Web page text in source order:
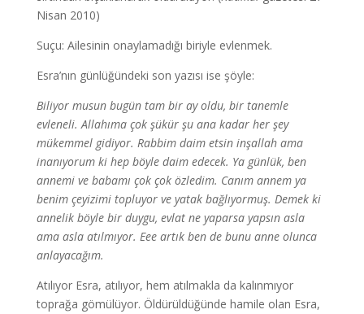
Nisan 2010)
Suçu: Ailesinin onaylamadığı biriyle evlenmek.
Esra’nın günlüğündeki son yazısı ise şöyle:
Biliyor musun bugün tam bir ay oldu, bir tanemle
evleneli. Allahıma çok şükür şu ana kadar her şey
mükemmel gidiyor. Rabbim daim etsin inşallah ama
inanıyorum ki hep böyle daim edecek. Ya günlük, ben
annemi ve babamı çok çok özledim. Canım annem ya
benim çeyizimi topluyor ve yatak bağlıyormuş. Demek ki
annelik böyle bir duygu, evlat ne yaparsa yapsın asla
ama asla atılmıyor. Eee artık ben de bunu anne olunca
anlayacağım.
Atılıyor Esra, atılıyor, hem atılmakla da kalınmıyor
toprağa gömülüyor. Öldürüldüğünde hamile olan Esra,